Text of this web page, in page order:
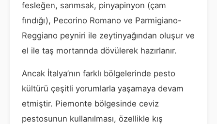
fesleğen, sarımsak, pinyapinyon (çam
fındığı), Pecorino Romano ve Parmigiano-
Reggiano peyniri ile zeytinyağından oluşur ve
el ile taş mortarında dövülerek hazırlanır.
Ancak İtalya’nın farklı bölgelerinde pesto
kültürü çeşitli yorumlarla yaşamaya devam
etmiştir. Piemonte bölgesinde ceviz
pestosunun kullanılması, özellikle kış